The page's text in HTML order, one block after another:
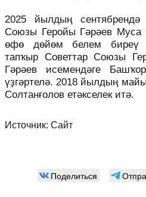
2025 йылдың
Союзы Геройы Гәрәев Муса
өфө дөйөм белем биреү
тапҡыр Советтар Союзы
Гәрәев исемендәге
үҙгәртелә. 2018 йылдың
Солтанғолов етәкселек итә.
Источник: Сайт
Поделиться